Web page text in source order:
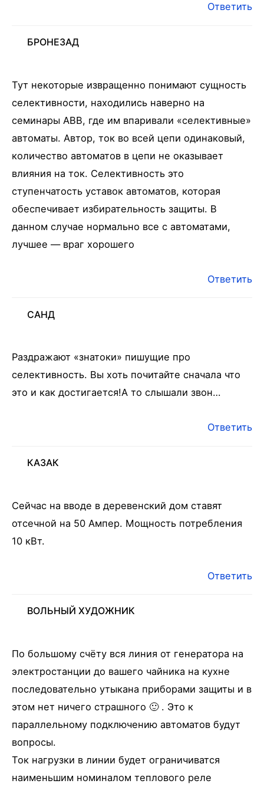
Ответить
БРОНЕЗАД
Тут некоторые извращенно понимают сущность
селективности, находились наверно на
семинары АВВ, где им впаривали «селективные»
автоматы. Автор, ток во всей цепи одинаковый,
количество автоматов в цепи не оказывает
влияния на ток. Селективность это
ступенчатость уставок автоматов, которая
обеспечивает избирательность защиты. В
данном случае нормально все с автоматами,
лучшее — враг хорошего
Ответить
САНД
Раздражают «знатоки» пишущие про
селективность. Вы хоть почитайте сначала что
это и как достигается!А то слышали звон…
Ответить
КАЗАК
Сейчас на вводе в деревенский дом ставят
отсечной на 50 Ампер. Мощность потребления
10 кВт.
Ответить
ВОЛЬНЫЙ ХУДОЖНИК
По большому счёту вся линия от генератора на
электростанции до вашего чайника на кухне
последовательно утыкана приборами защиты и в
этом нет ничего страшного 🙂 . Это к
параллельному подключению автоматов будут
вопросы.
Ток нагрузки в линии будет ограничиватся
наименьшим номиналом теплового реле